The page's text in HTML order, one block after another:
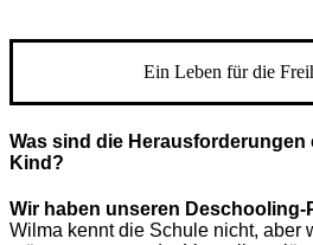
Ein Leben für die
Was sind die Herausforderungen
Kind?
Wir haben unseren
Wilma kennt die Schule nicht, aber